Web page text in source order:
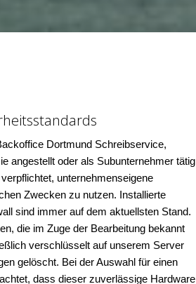
Dortmund Schreibservice,
angestellt oder als Subunternehmer tätig
unternehmenseigene
Zwecken zu nutzen. Installierte
sind immer auf dem aktuellsten Stand.
die im Zuge der Bearbeitung bekannt
verschlüsselt auf unserem Server
gelöscht. Bei der Auswahl für einen
dass dieser zuverlässige Hardware